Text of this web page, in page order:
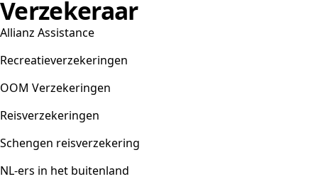
Verzekeraar
Allianz Assistance
Recreatieverzekeringen
OOM Verzekeringen
Reisverzekeringen
Schengen reisverzekering
NL-ers in het buitenland